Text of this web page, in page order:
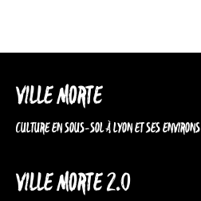
VILLE MORTE
CULTURE EN SOUS-SOL À LYON ET SES ENVIRONS
VILLE MORTE 2.0